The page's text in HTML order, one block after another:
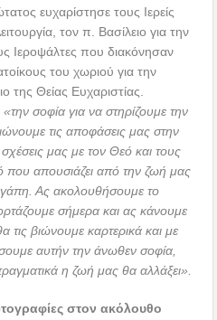
ευχαρίστησε τους Ιερείς
τον π. Βασίλειο για την
Ιεροψάλτες που διακόνησαν
του χωριού για την
Θείας Ευχαριστίας.
«την σοφία για να στηρίζουμε την
τις αποφάσεις μας στην
σχέσεις μας με τον Θεό και τους
απουσιάζει από την ζωή μας
Ας ακολουθήσουμε το
σήμερα και ας κάνουμε
τις βιώνουμε καρτερικά και με
αυτήν την άνωθεν σοφία,
η ζωή μας θα αλλάξει».
στον ακόλουθο